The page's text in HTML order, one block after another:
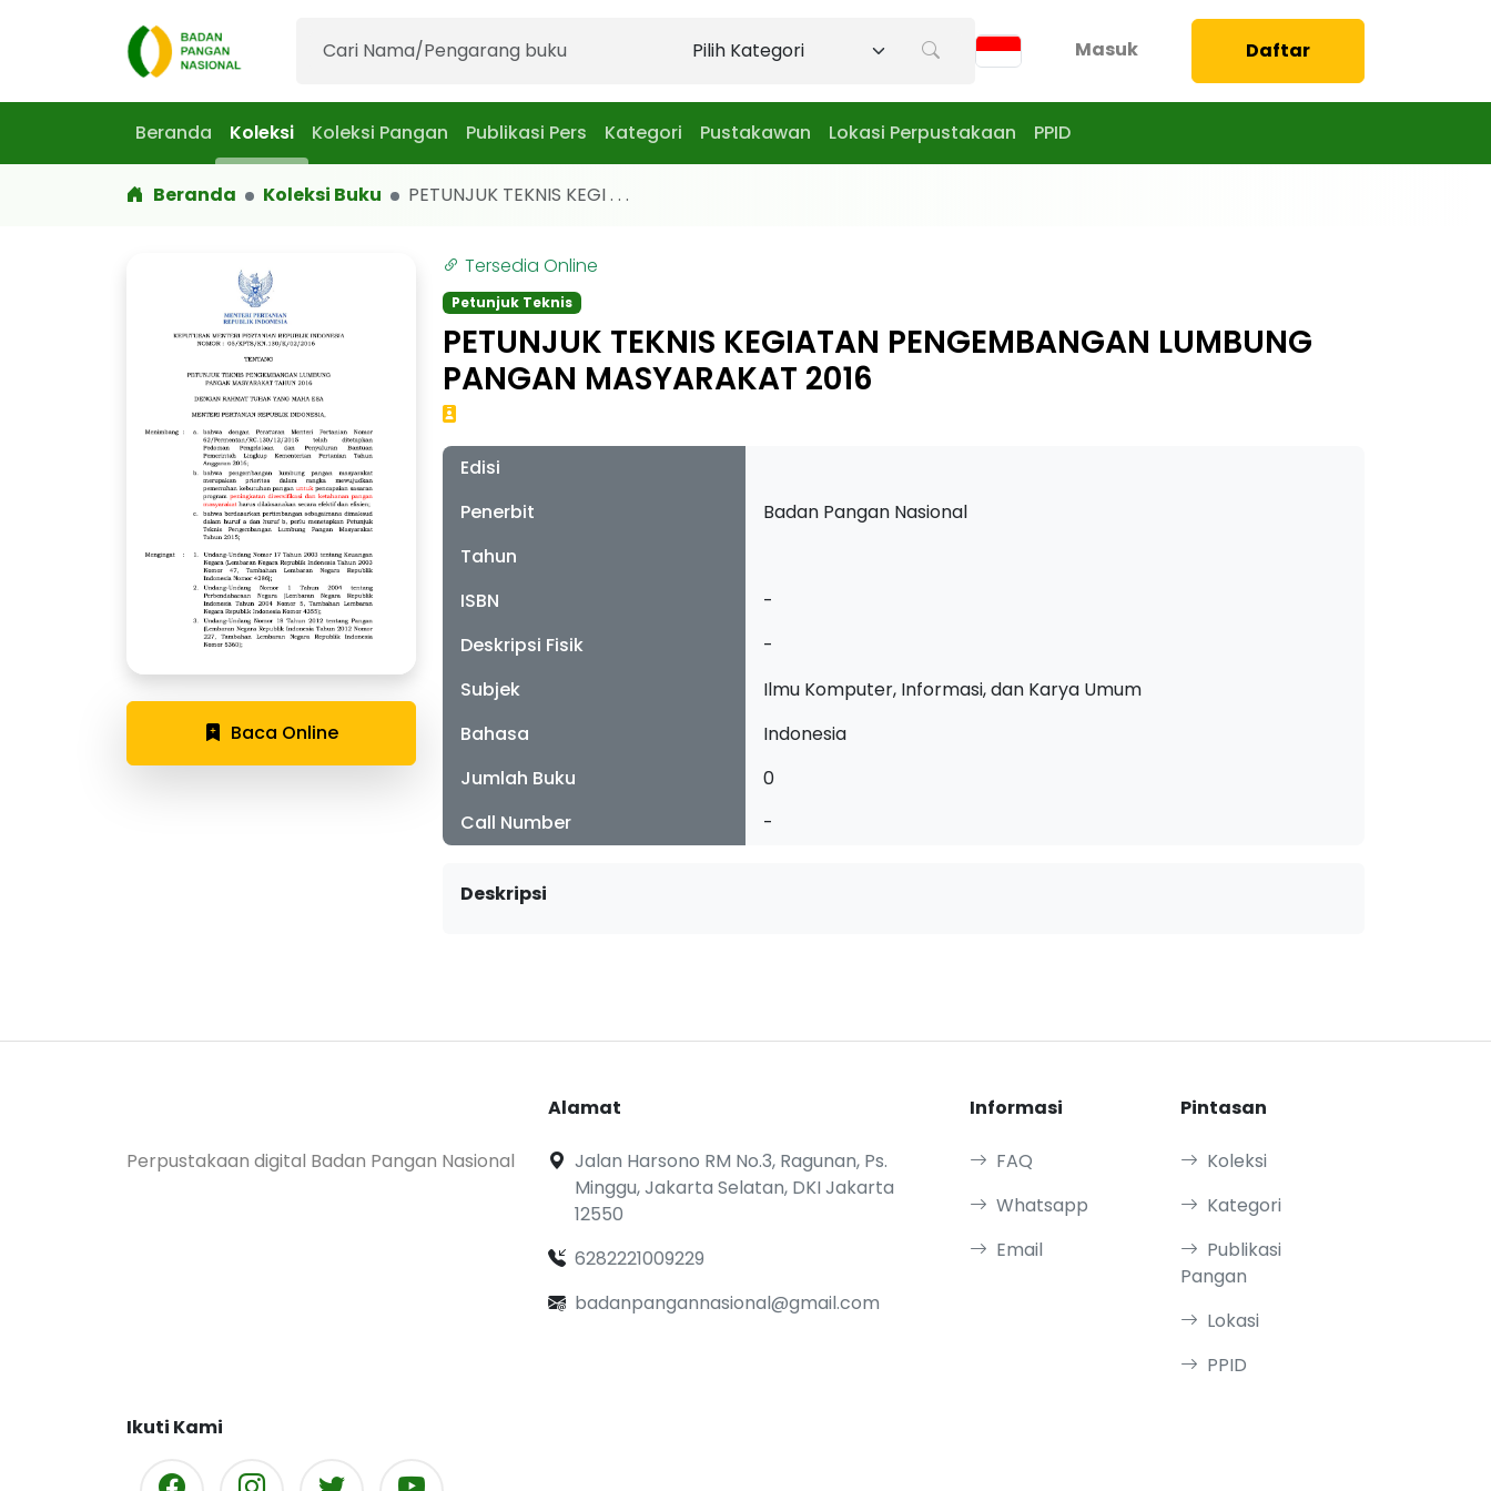
Masuk Daftar
Beranda Koleksi Koleksi Pangan Publikasi Pers Kategori Pustakawan Lokasi Perpustakaan PPID
Beranda Koleksi Buku PETUNJUK TEKNIS KEGI . . .
Baca Online
Tersedia Online
Petunjuk Teknis
PETUNJUK TEKNIS KEGIATAN PENGEMBANGAN LUMBUNG
PANGAN MASYARAKAT 2016
Edisi
Penerbit
Badan Pangan Nasional
Tahun
ISBN
-
Deskripsi Fisik
-
Subjek
Ilmu Komputer, Informasi, dan Karya Umum
Bahasa
Indonesia
Jumlah Buku
0
Call Number
-
Deskripsi
Perpustakaan digital Badan Pangan Nasional
Alamat
Jalan Harsono RM No.3, Ragunan, Ps.
Minggu, Jakarta Selatan, DKI Jakarta
12550
6282221009229
badanpangannasional@gmail.com
Informasi
FAQ
Whatsapp
Email
Pintasan
Koleksi
Kategori
Publikasi
Pangan
Lokasi
PPID
Ikuti Kami